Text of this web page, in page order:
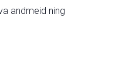
andmeid ning